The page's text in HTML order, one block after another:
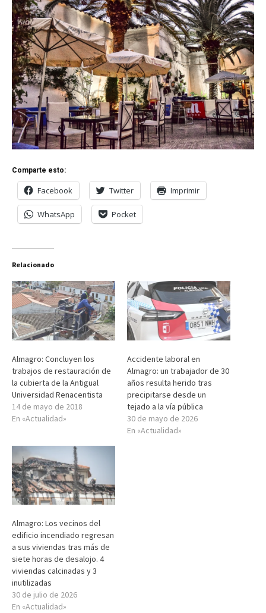
Comparte esto:
Facebook Twitter Imprimir
WhatsApp Pocket
Relacionado
Almagro: Concluyen los
trabajos de restauración de
la cubierta de la Antigual
Universidad Renacentista
14 de mayo de 2018
En «Actualidad»
Accidente laboral en
Almagro: un trabajador de 30
años resulta herido tras
precipitarse desde un
tejado a la vía pública
30 de mayo de 2026
En «Actualidad»
Almagro: Los vecinos del
edificio incendiado regresan
a sus viviendas tras más de
siete horas de desalojo. 4
viviendas calcinadas y 3
inutilizadas
30 de julio de 2026
En «Actualidad»